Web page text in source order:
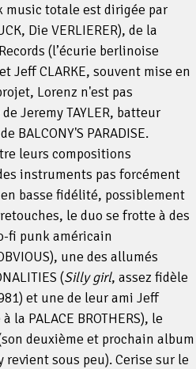
music totale est dirigée par
Die VERLIERER), de la
(l’écurie berlinoise
Jeff CLARKE, souvent mise en
Lorenz n'est pas
Jeremy TAYLER, batteur
BALCONY'S PARADISE.
leurs compositions
instruments pas forcément
basse fidélité, possiblement
le duo se frotte à des
fi punk américain
une des allumés
(Silly girl, assez fidèle
et une de leur ami Jeff
la PALACE BROTHERS), le
deuxième et prochain album
sous peu). Cerise sur le